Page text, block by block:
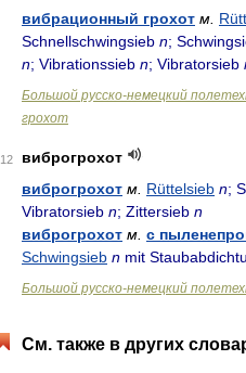
вибрационный грохот м.
Schnellschwingsieb n;
n; Vibrationssieb n; Vibratorsieb
Большой русско-немецкий
грохот
12
виброгрохот
виброгрохот м. Rüttelsieb n;
Vibratorsieb n; Zittersieb n
виброгрохот м. с
Schwingsieb n mit
Большой русско-немецкий
См. также в других